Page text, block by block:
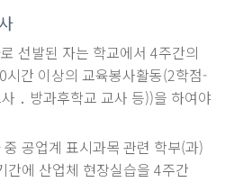
선발된 자는 학교에서 4주간의
간 이상의 교육봉사활동(2학점-
․ 방과후학교 교사 등))을 하여야
공업계 표시과목 관련 학부(과)
간에 산업체 현장실습을 4주간